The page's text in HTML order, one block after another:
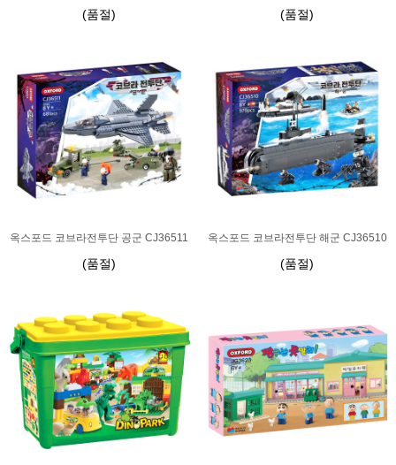
(품절) (품절)
옥스포드 코브라전투단 공군 CJ36511
(품절)
옥스포드 코브라전투단 해군 CJ36510
(품절)